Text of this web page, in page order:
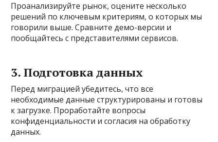
Проанализируйте рынок, оцените несколько
решений по ключевым критериям, о которых мы
говорили выше. Сравните демо-версии и
пообщайтесь с представителями сервисов.
3. Подготовка данных
Перед миграцией убедитесь, что все
необходимые данные структурированы и готовы
к загрузке. Проработайте вопросы
конфиденциальности и согласия на обработку
данных.